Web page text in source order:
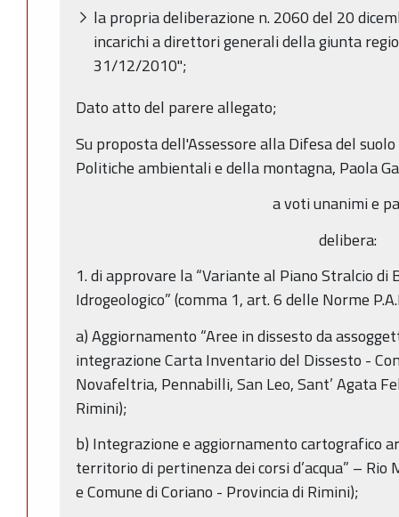
la propria deliberazione n. 2060 del 20
incarichi a direttori generali della giunta
31/12/2010";
Dato atto del parere allegato;
Su proposta dell'Assessore alla Difesa del
Politiche ambientali e della montagna, Paola
a voti unanimi e
delibera:
1. di approvare la “Variante al Piano Stralcio di
Idrogeologico” (comma 1, art. 6 delle Norme
a) Aggiornamento “Aree in dissesto da
integrazione Carta Inventario del Dissesto -
Novafeltria, Pennabilli, San Leo, Sant’ Agata
Rimini);
b) Integrazione e aggiornamento cartografico
territorio di pertinenza dei corsi d’acqua” – Rio
e Comune di Coriano - Provincia di Rimini);